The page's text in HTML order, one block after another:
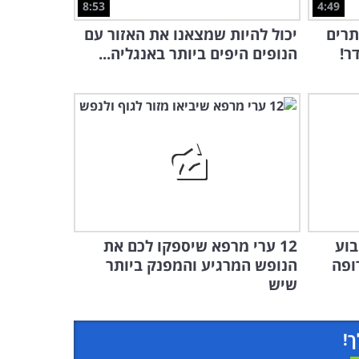
4:49
8:53
יכול להיות שמצאנו את האזור עם
הנופים היפים ביותר באנגליה...
12 ערי מרפא שיספקו לכם את
הנופש המרגיע והמפנק ביותר
שיש